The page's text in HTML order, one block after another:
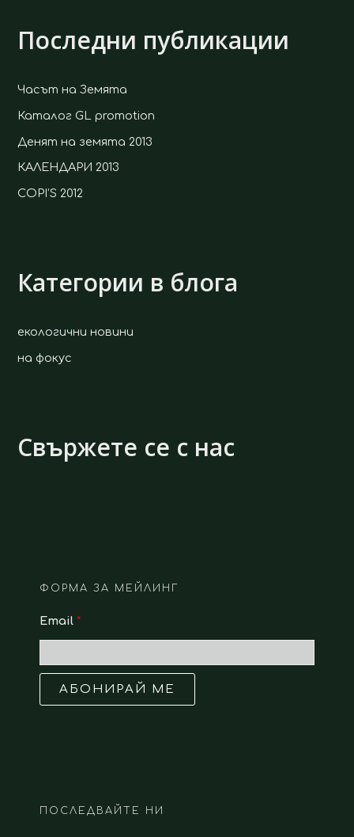
Последни публикации
Часът на Земята
Каталог GL promotion
Денят на земята 2013
КАЛЕНДАРИ 2013
COPI’S 2012
Категории в блога
екологични новини
на фокус
Свържете се с нас
ФОРМА ЗА МЕЙЛИНГ
Email *
АБОНИРАЙ МЕ
ПОСЛЕДВАЙТЕ НИ